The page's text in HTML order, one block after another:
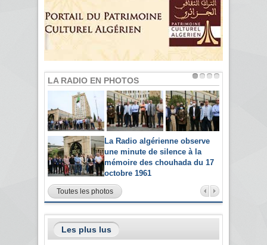
LA RADIO EN PHOTOS
La Radio algérienne observe
une minute de silence à la
mémoire des chouhada du 17
octobre 1961
Toutes les photos
Les plus lus